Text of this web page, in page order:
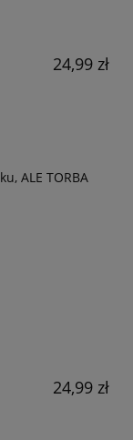
24,99 zł
ALE TORBA
24,99 zł